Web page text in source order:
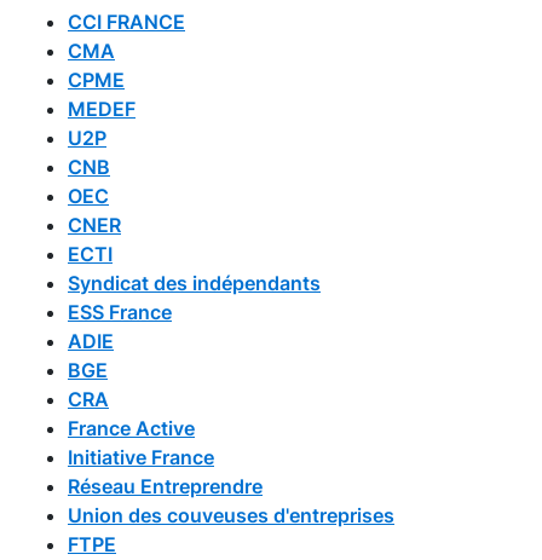
CCI FRANCE
CMA
CPME
MEDEF
U2P
CNB
OEC
CNER
ECTI
Syndicat des indépendants
ESS France
ADIE
BGE
CRA
France Active
Initiative France
Réseau Entreprendre
Union des couveuses d'entreprises
FTPE